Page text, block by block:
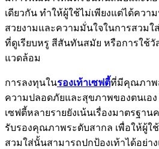
เดียวกัน ทำให้ผู้ใช้ไม่เพียงแต่ได้ควา
สวยงามและความมั่นใจในการสวมใ
ที่ดูเรียบหรู สีสันทันสมัย หรือการใช้วั
แวดล้อม
การลงทุนในรองเท้าเซฟตี้ที่มีคุณภาพ
ความปลอดภัยและสุขภาพของตนเอง
เซฟตี้หลายรายยังเน้นเรื่องมาตรฐา
รับรองคุณภาพระดับสากล เพื่อให้ผู้ใ
สวมใส่นั้นสามารถปกป้องเท้าได้อย่า